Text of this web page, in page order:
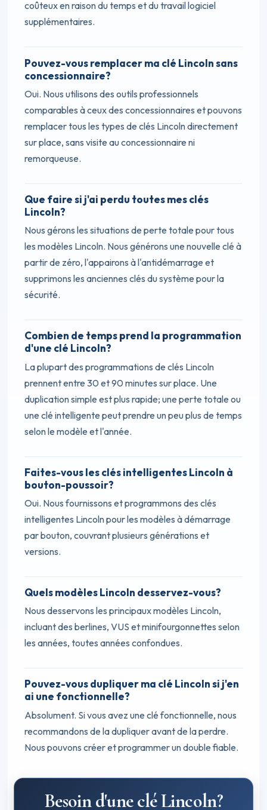
coûteux en raison du temps et du travail logiciel
supplémentaires.
Pouvez-vous remplacer ma clé Lincoln sans
concessionnaire?
Oui. Nous utilisons des outils professionnels
comparables à ceux des concessionnaires et pouvons
remplacer tous les types de clés Lincoln directement
sur place, sans visite au concessionnaire ni
remorqueuse.
Que faire si j'ai perdu toutes mes clés
Lincoln?
Nous gérons les situations de perte totale pour tous
les modèles Lincoln. Nous générons une nouvelle clé à
partir de zéro, l'appairons à l'antidémarrage et
supprimons les anciennes clés du système pour la
sécurité.
Combien de temps prend la programmation
d'une clé Lincoln?
La plupart des programmations de clés Lincoln
prennent entre 30 et 90 minutes sur place. Une
duplication simple est plus rapide; une perte totale ou
une clé intelligente peut prendre un peu plus de temps
selon le modèle et l'année.
Faites-vous les clés intelligentes Lincoln à
bouton-poussoir?
Oui. Nous fournissons et programmons des clés
intelligentes Lincoln pour les modèles à démarrage
par bouton, couvrant plusieurs générations et
versions.
Quels modèles Lincoln desservez-vous?
Nous desservons les principaux modèles Lincoln,
incluant des berlines, VUS et minifourgonnettes selon
les années, toutes années confondues.
Pouvez-vous dupliquer ma clé Lincoln si j'en
ai une fonctionnelle?
Absolument. Si vous avez une clé fonctionnelle, nous
recommandons de la dupliquer avant de la perdre.
Nous pouvons créer et programmer un double fiable.
Besoin d'une clé Lincoln?